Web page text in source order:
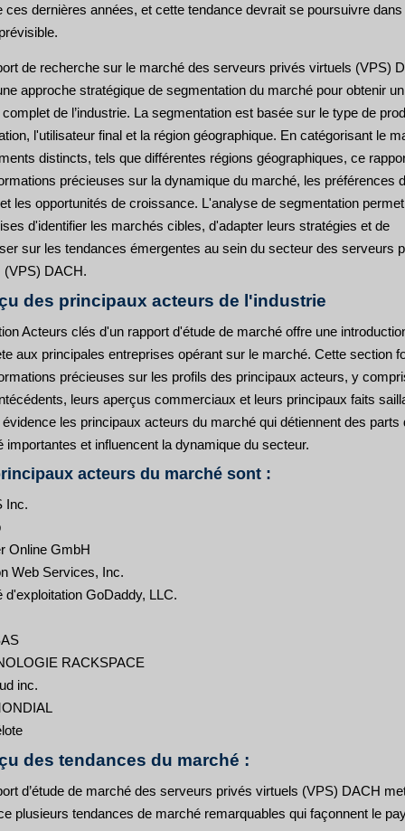
ces dernières années, et cette tendance devrait se poursuivre dans
de recherche sur le marché des serveurs privés virtuels (VPS)
approche stratégique de segmentation du marché pour obtenir un
de l’industrie. La segmentation est basée sur le type de
l'utilisateur final et la région géographique. En catégorisant le
distincts, tels que différentes régions géographiques, ce
précieuses sur la dynamique du marché, les préférences
les opportunités de croissance. L'analyse de segmentation
d'identifier les marchés cibles, d'adapter leurs stratégies et de
sur les tendances émergentes au sein du secteur des serveurs
(VPS) DACH.
des principaux acteurs de l'industrie
Acteurs clés d'un rapport d'étude de marché offre une
aux principales entreprises opérant sur le marché. Cette section
précieuses sur les profils des principaux acteurs, y
leurs aperçus commerciaux et leurs principaux faits
les principaux acteurs du marché qui détiennent des parts
importantes et influencent la dynamique du secteur.
acteurs du marché sont :
Inc.
Online GmbH
Web Services, Inc.
d'exploitation GoDaddy, LLC.
RACKSPACE
inc.
des tendances du marché :
d’étude de marché des serveurs privés virtuels (VPS) DACH
plusieurs tendances de marché remarquables qui façonnent le